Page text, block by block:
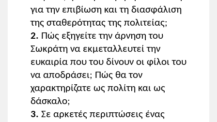
για την επιβίωση και τη διασφάλιση
της σταθερότητας της πολιτείας;
2. Πώς εξηγείτε την άρνηση του
Σωκράτη να εκμεταλλευτεί την
ευκαιρία που του δίνουν οι φίλοι του
να αποδράσει; Πώς θα τον
χαρακτηρίζατε ως πολίτη και ως
δάσκαλο;
3. Σε αρκετές περιπτώσεις ένας